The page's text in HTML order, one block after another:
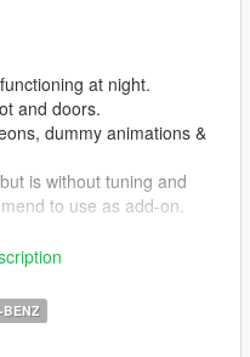
at night.
and doors.
dummy animations &
is without tuning and
to use as add-on.